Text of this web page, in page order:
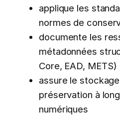
applique les
normes de
documente les
métadonnées
Core, EAD, METS)
assure le
préservation à
numériques